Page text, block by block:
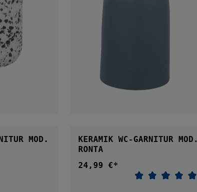
MOD.
KERAMIK WC-GARNITUR MOD.
RONTA
Regulärer Preis:
24,99 €*